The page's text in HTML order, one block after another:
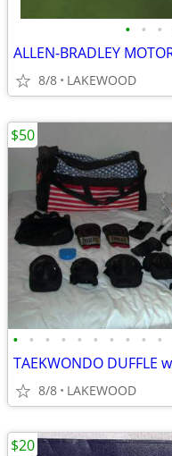
• • •
8/8 LAKEWOOD
• • • • • • • • • •
8/8 LAKEWOOD
$50
$20